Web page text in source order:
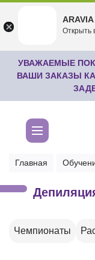
undefined
УВАЖАЕМЫЕ
ВАШИ ЗАКАЗЫ
Главная
Чемпионаты
ARAVIA
Открыть